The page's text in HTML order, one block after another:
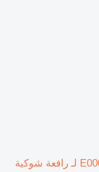
وحدة التحكم E00017 لـ رافعة شوكية